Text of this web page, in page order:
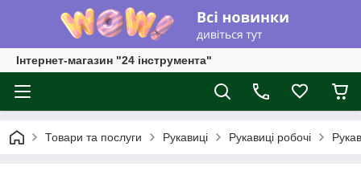
Інтернет-магазин "24 інструмента"
Товари та послуги Рукавиці Рукавиці робочі